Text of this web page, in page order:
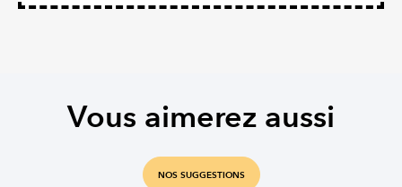
Vous aimerez aussi
NOS SUGGESTIONS